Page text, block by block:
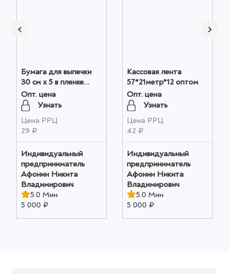
Бумага для выпечки
30 см х 5 в пленке
(1/60 шт.) 2 оптом
Опт. цена
Узнать
Цена РРЦ
29 ₽
Индивидуальный
предприниматель
Афонин Никита
Владимирович
5.0 Мин
5 000 ₽
Кассовая лента
57*21метр*12 оптом
Опт. цена
Узнать
Цена РРЦ
42 ₽
Индивидуальный
предприниматель
Афонин Никита
Владимирович
5.0 Мин
5 000 ₽